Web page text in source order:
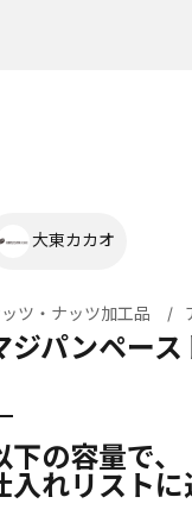
大東カカオ
ツ・ナッツ加工品
ジパンペース
下の容量で、
入れリスト